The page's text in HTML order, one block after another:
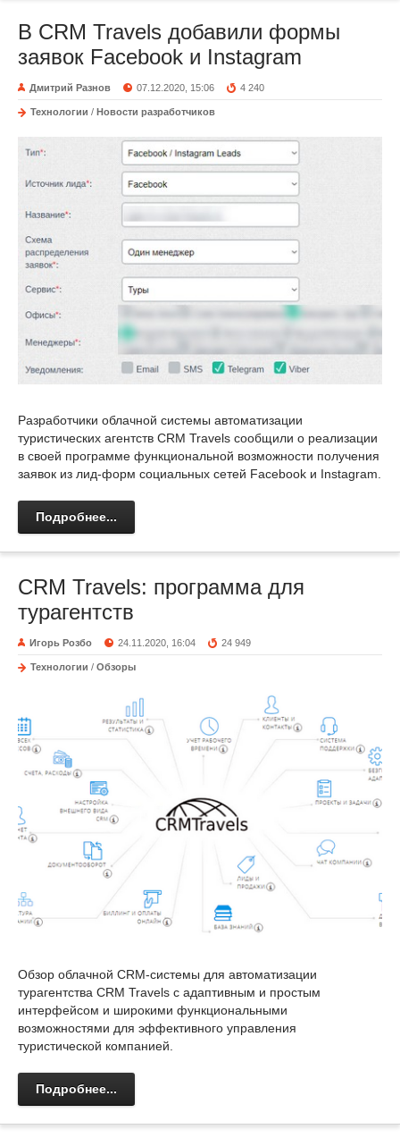
В CRM Travels добавили формы
заявок Facebook и Instagram
Дмитрий Разнов 07.12.2020, 15:06 4 240
Технологии / Новости разработчиков
Разработчики облачной системы автоматизации
туристических агентств CRM Travels сообщили о реализации
в своей программе функциональной возможности получения
заявок из лид-форм социальных сетей Facebook и Instagram.
Подробнее...
CRM Travels: программа для
турагентств
Игорь Розбо 24.11.2020, 16:04 24 949
Технологии / Обзоры
Обзор облачной CRM-системы для автоматизации
турагентства CRM Travels с адаптивным и простым
интерфейсом и широкими функциональными
возможностями для эффективного управления
туристической компанией.
Подробнее...